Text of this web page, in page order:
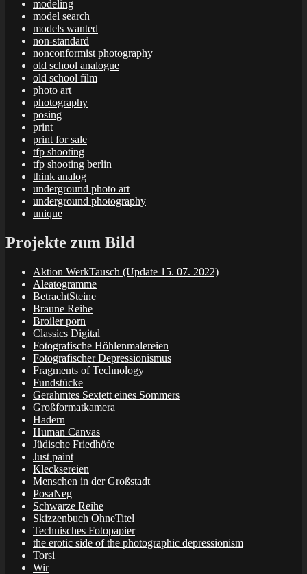
modeling
model search
models wanted
non-standard
nonconformist photography
old school analogue
old school film
photo art
photography
posing
print
print for sale
tfp shooting
tfp shooting berlin
think analog
underground photo art
underground photography
unique
Projekte zum Bild
Aktion WerkTausch (Update 15. 07. 2022)
Aleatogramme
BetrachtSteine
Braune Reihe
Broiler porn
Classics Digital
Fotografische Höhlenmalereien
Fotografischer Depressionismus
Fragments of Technology
Fundstücke
Gerahmtes Sextett eines Sommers
Großformatkamera
Hadern
Human Canvas
Jüdische Friedhöfe
Just paint
Klecksereien
Menschen in der Großstadt
PosaNeg
Schwarze Reihe
Skizzenbuch OhneTitel
Technisches Fotopapier
the erotic side of the photographic depressionism
Torsi
Wir